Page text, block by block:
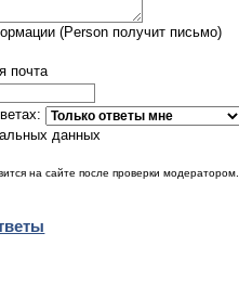
(Person получит письмо)
почта
данных
на сайте после проверки модератором.